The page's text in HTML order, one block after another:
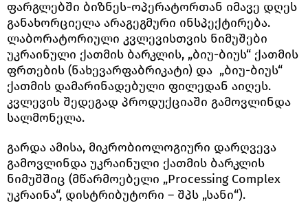
ფარგლებში ბიზნეს-ოპერატორთან იმავე დღეს
განახორციელა არაგეგმური ინსპექტირება.
ლაბორატორიული კვლევისთვის ნიმუშები
უკრაინული ქათმის ბარკლის, „ბიუ-ბიუს“ ქათმის
ფრთების (ნახევარფაბრიკატი) და „ბიუ-ბიუს“
ქათმის დამარინადებული ფილედან აიღეს.
კვლევის შედეგად პროდუქციაში გამოვლინდა
სალმონელა.
გარდა ამისა, მიკრობიოლოგიური დარღვევა
გამოვლინდა უკრაინული ქათმის ბარკლის
ნიმუშშიც (მწარმოებელი „Processing Complex
უკრაინა“, დისტრიბუტორი – შპს „სანი“).